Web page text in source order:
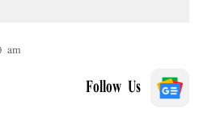
am
Follow Us